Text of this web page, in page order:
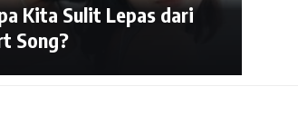
Kita Sulit Lepas dari
Song?